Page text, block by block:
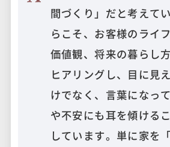
間づくり」だと考えて
らこそ、お客様のライ
価値観、将来の暮らし
ヒアリングし、目に見
けでなく、言葉になっ
や不安にも耳を傾ける
しています。単に家を